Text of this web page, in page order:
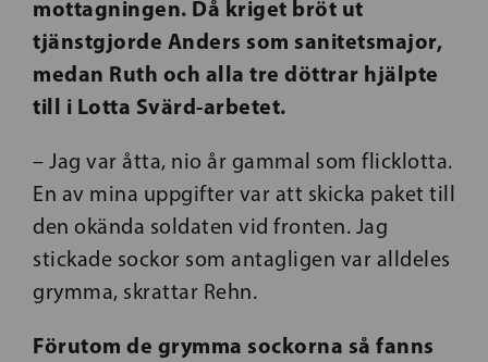
mottagningen. Då kriget bröt ut
tjänstgjorde Anders som sanitetsmajor,
medan Ruth och alla tre döttrar hjälpte
till i Lotta Svärd-arbetet.
– Jag var åtta, nio år gammal som flicklotta.
En av mina uppgifter var att skicka paket till
den okända soldaten vid fronten. Jag
stickade sockor som antagligen var alldeles
grymma, skrattar Rehn.
Förutom de grymma sockorna så fanns